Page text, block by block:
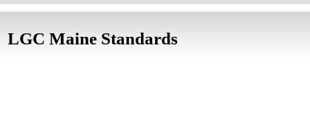
LGC Maine Standards